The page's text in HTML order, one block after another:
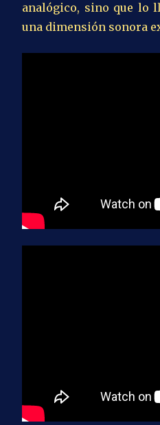
analógico, sino que lo
una dimensión sonora